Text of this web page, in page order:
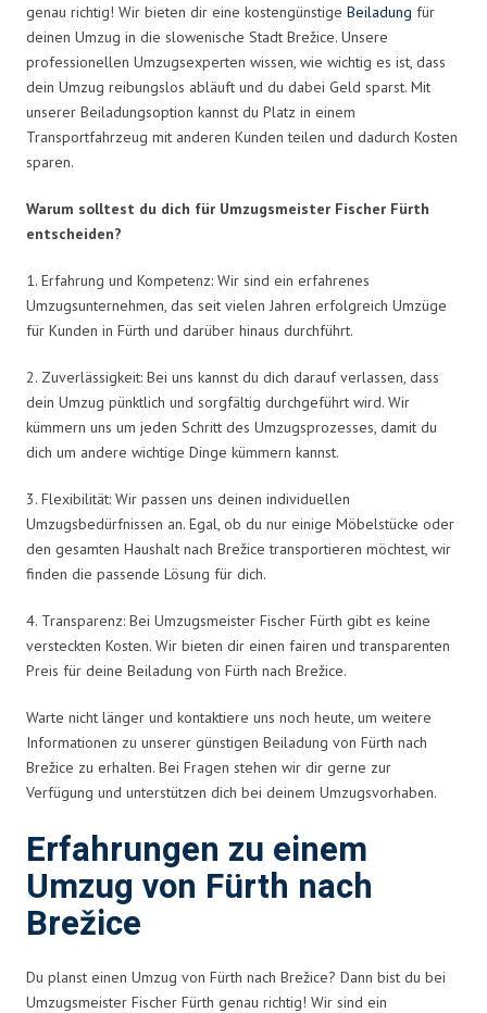
genau richtig! Wir bieten dir eine kostengünstige Beiladung für
deinen Umzug in die slowenische Stadt Brežice. Unsere
professionellen Umzugsexperten wissen, wie wichtig es ist, dass
dein Umzug reibungslos abläuft und du dabei Geld sparst. Mit
unserer Beiladungsoption kannst du Platz in einem
Transportfahrzeug mit anderen Kunden teilen und dadurch Kosten
sparen.
Warum solltest du dich für Umzugsmeister Fischer Fürth
entscheiden?
1. Erfahrung und Kompetenz: Wir sind ein erfahrenes
Umzugsunternehmen, das seit vielen Jahren erfolgreich Umzüge
für Kunden in Fürth und darüber hinaus durchführt.
2. Zuverlässigkeit: Bei uns kannst du dich darauf verlassen, dass
dein Umzug pünktlich und sorgfältig durchgeführt wird. Wir
kümmern uns um jeden Schritt des Umzugsprozesses, damit du
dich um andere wichtige Dinge kümmern kannst.
3. Flexibilität: Wir passen uns deinen individuellen
Umzugsbedürfnissen an. Egal, ob du nur einige Möbelstücke oder
den gesamten Haushalt nach Brežice transportieren möchtest, wir
finden die passende Lösung für dich.
4. Transparenz: Bei Umzugsmeister Fischer Fürth gibt es keine
versteckten Kosten. Wir bieten dir einen fairen und transparenten
Preis für deine Beiladung von Fürth nach Brežice.
Warte nicht länger und kontaktiere uns noch heute, um weitere
Informationen zu unserer günstigen Beiladung von Fürth nach
Brežice zu erhalten. Bei Fragen stehen wir dir gerne zur
Verfügung und unterstützen dich bei deinem Umzugsvorhaben.
Erfahrungen zu einem
Umzug von Fürth nach
Brežice
Du planst einen Umzug von Fürth nach Brežice? Dann bist du bei
Umzugsmeister Fischer Fürth genau richtig! Wir sind ein